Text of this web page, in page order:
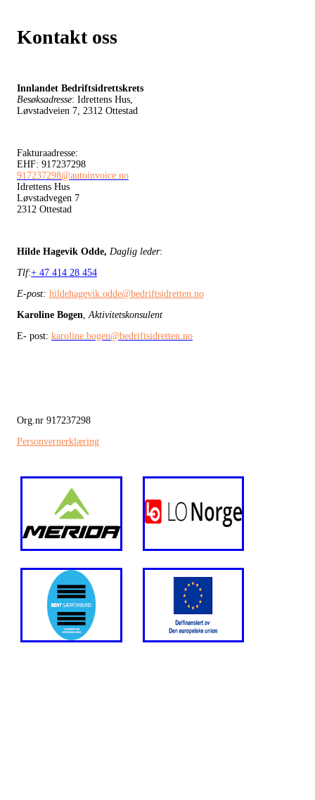
Kontakt oss
Innlandet Bedriftsidrettskrets
Besøksadresse: Idrettens Hus,
Løvstadveien 7, 2312 Ottestad
Fakturaadresse:
EHF: 917237298
917237298@autoinvoice.no
Idrettens Hus
Løvstadvegen 7
2312 Ottestad
Hilde Hagevik Odde, Daglig leder:
Tlf:+ 47 414 28 454
E-post: hildehagevik.odde@bedriftsidretten.no
Karoline Bogen Aktivitetskonsulent
E- post: karoline.bogen@bedriftsidretten.no
Org.nr 917237298
Personvernerklæring